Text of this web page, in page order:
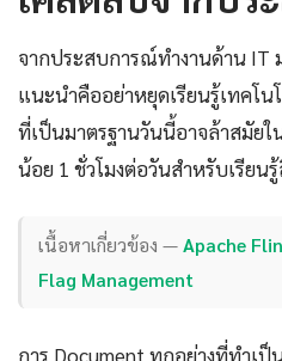
จากประสบการณ์ทำงานด้าน IT
แนะนำคืออย่าหยุดเรียนรู้เทคโ
ที่เป็นมาตรฐานวันนี้อาจล้าสมัยใ
น้อย 1 ชั่วโมงต่อวันสำหรับเรียน
เนื้อหาเกี่ยวข้อง —Apache
Flag Management
การ Document ทุกอย่างที่ทำเ